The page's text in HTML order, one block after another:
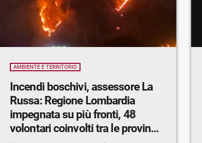
AMBIENTE E TERRITORIO
Incendi boschivi, assessore La
Russa: Regione Lombardia
impegnata su più fronti, 48
volontari coinvolti tra le province